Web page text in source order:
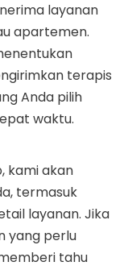
layanan
apartemen.
terapis
Anda pilih
waktu.
kami akan
termasuk
layanan. Jika
yang perlu
tahu